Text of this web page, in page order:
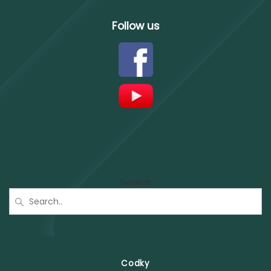
Follow us
Codky